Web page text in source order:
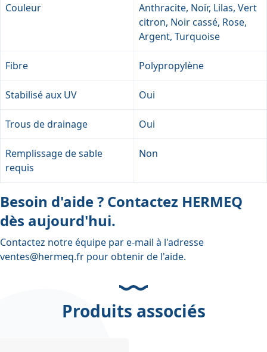
Couleur
Anthracite, Noir, Lilas, Vert
citron, Noir cassé, Rose,
Argent, Turquoise
Fibre Polypropylène
Stabilisé aux UV Oui
Trous de drainage Oui
Remplissage de sable
requis
Non
Besoin d'aide ? Contactez HERMEQ
dès aujourd'hui.
Contactez notre équipe par e-mail à l'adresse
ventes@hermeq.fr pour obtenir de l'aide.
Produits associés